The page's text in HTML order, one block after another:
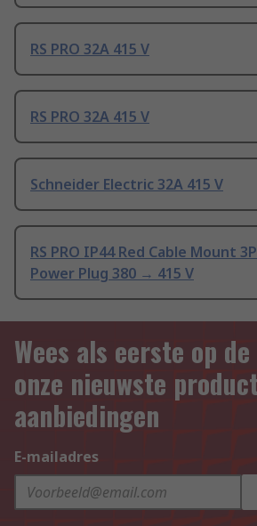
RS PRO 32A 415 V
RS PRO 32A 415 V
Schneider Electric 32A 415 V
RS PRO IP44 Red Cable Mount
Power Plug 380 → 415 V
Wees als eerste op
onze nieuwste
aanbiedingen
E-mailadres